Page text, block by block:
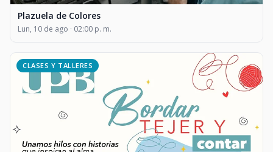
Plazuela de Colores
Lun, 10 de ago · 02:00 p. m.
CLASES Y TALLERES